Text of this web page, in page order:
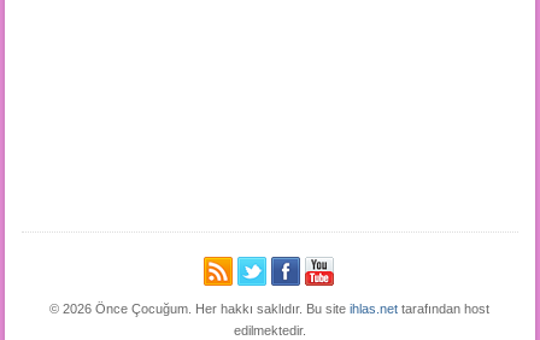
© 2026 Önce Çocuğum. Her hakkı saklıdır. Bu siteihlas.net tarafından host
edilmektedir.